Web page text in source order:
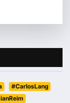
#CarlosLang